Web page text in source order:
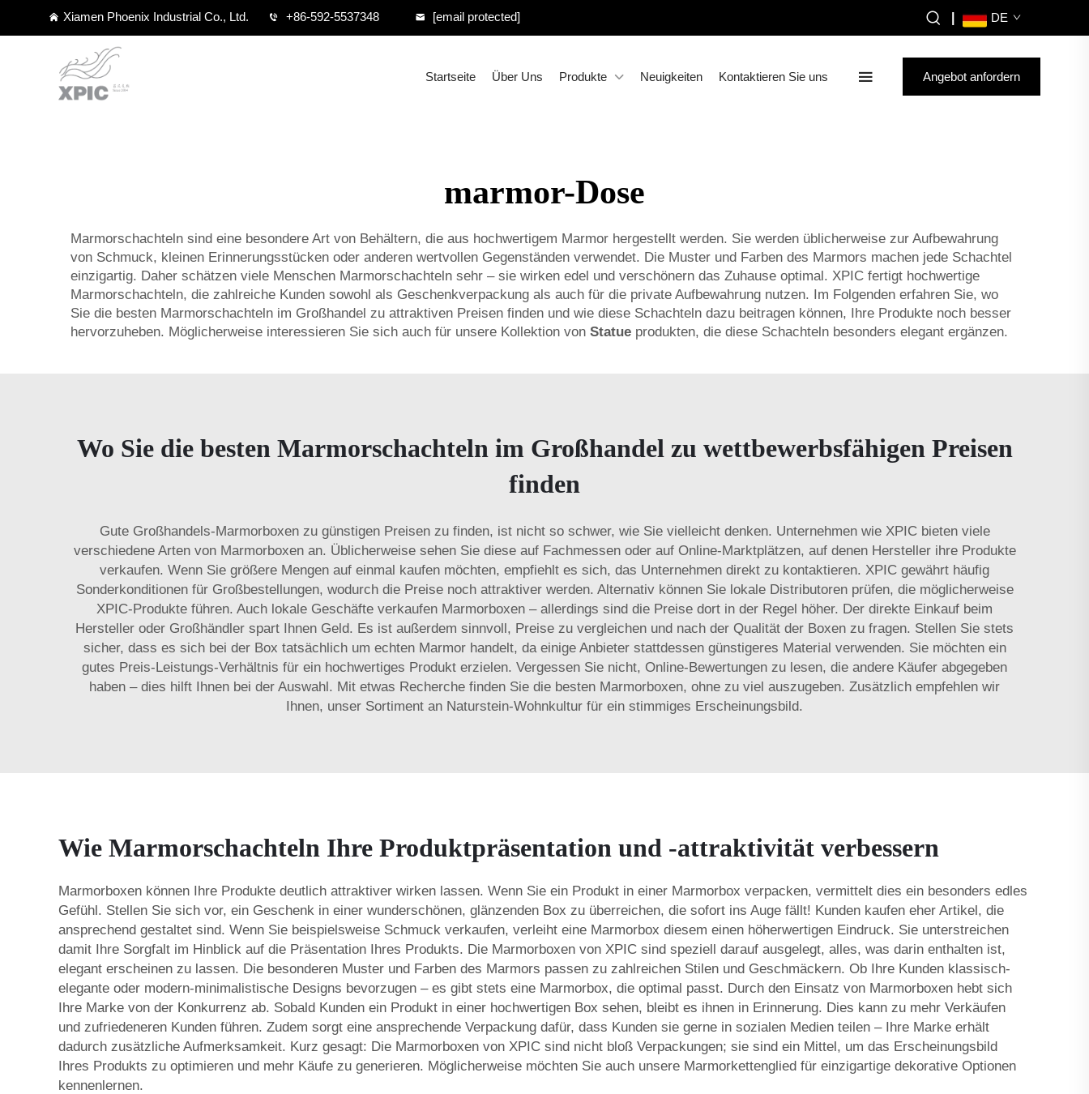
Xiamen Phoenix Industrial Co., Ltd. +86-592-5537348 [email protected] DE
Startseite Über Uns Produkte Neuigkeiten Kontaktieren Sie uns Angebot anfordern
marmor-Dose
Marmorschachteln sind eine besondere Art von Behältern, die aus hochwertigem Marmor hergestellt werden. Sie werden üblicherweise zur Aufbewahrung
von Schmuck, kleinen Erinnerungsstücken oder anderen wertvollen Gegenständen verwendet. Die Muster und Farben des Marmors machen jede Schachtel
einzigartig. Daher schätzen viele Menschen Marmorschachteln sehr – sie wirken edel und verschönern das Zuhause optimal. XPIC fertigt hochwertige
Marmorschachteln, die zahlreiche Kunden sowohl als Geschenkverpackung als auch für die private Aufbewahrung nutzen. Im Folgenden erfahren Sie, wo
Sie die besten Marmorschachteln im Großhandel zu attraktiven Preisen finden und wie diese Schachteln dazu beitragen können, Ihre Produkte noch besser
hervorzuheben. Möglicherweise interessieren Sie sich auch für unsere Kollektion von Statue produkten, die diese Schachteln besonders elegant ergänzen.
Wo Sie die besten Marmorschachteln im Großhandel zu wettbewerbsfähigen Preisen
finden
Gute Großhandels-Marmorboxen zu günstigen Preisen zu finden, ist nicht so schwer, wie Sie vielleicht denken. Unternehmen wie XPIC bieten viele
verschiedene Arten von Marmorboxen an. Üblicherweise sehen Sie diese auf Fachmessen oder auf Online-Marktplätzen, auf denen Hersteller ihre Produkte
verkaufen. Wenn Sie größere Mengen auf einmal kaufen möchten, empfiehlt es sich, das Unternehmen direkt zu kontaktieren. XPIC gewährt häufig
Sonderkonditionen für Großbestellungen, wodurch die Preise noch attraktiver werden. Alternativ können Sie lokale Distributoren prüfen, die möglicherweise
XPIC-Produkte führen. Auch lokale Geschäfte verkaufen Marmorboxen – allerdings sind die Preise dort in der Regel höher. Der direkte Einkauf beim
Hersteller oder Großhändler spart Ihnen Geld. Es ist außerdem sinnvoll, Preise zu vergleichen und nach der Qualität der Boxen zu fragen. Stellen Sie stets
sicher, dass es sich bei der Box tatsächlich um echten Marmor handelt, da einige Anbieter stattdessen günstigeres Material verwenden. Sie möchten ein
gutes Preis-Leistungs-Verhältnis für ein hochwertiges Produkt erzielen. Vergessen Sie nicht, Online-Bewertungen zu lesen, die andere Käufer abgegeben
haben – dies hilft Ihnen bei der Auswahl. Mit etwas Recherche finden Sie die besten Marmorboxen, ohne zu viel auszugeben. Zusätzlich empfehlen wir
Ihnen, unser Sortiment an Naturstein-Wohnkultur für ein stimmiges Erscheinungsbild.
Wie Marmorschachteln Ihre Produktpräsentation und -attraktivität verbessern
Marmorboxen können Ihre Produkte deutlich attraktiver wirken lassen. Wenn Sie ein Produkt in einer Marmorbox verpacken, vermittelt dies ein besonders edles
Gefühl. Stellen Sie sich vor, ein Geschenk in einer wunderschönen, glänzenden Box zu überreichen, die sofort ins Auge fällt! Kunden kaufen eher Artikel, die
ansprechend gestaltet sind. Wenn Sie beispielsweise Schmuck verkaufen, verleiht eine Marmorbox diesem einen höherwertigen Eindruck. Sie unterstreichen
damit Ihre Sorgfalt im Hinblick auf die Präsentation Ihres Produkts. Die Marmorboxen von XPIC sind speziell darauf ausgelegt, alles, was darin enthalten ist,
elegant erscheinen zu lassen. Die besonderen Muster und Farben des Marmors passen zu zahlreichen Stilen und Geschmäckern. Ob Ihre Kunden klassisch-
elegante oder modern-minimalistische Designs bevorzugen – es gibt stets eine Marmorbox, die optimal passt. Durch den Einsatz von Marmorboxen hebt sich
Ihre Marke von der Konkurrenz ab. Sobald Kunden ein Produkt in einer hochwertigen Box sehen, bleibt es ihnen in Erinnerung. Dies kann zu mehr Verkäufen
und zufriedeneren Kunden führen. Zudem sorgt eine ansprechende Verpackung dafür, dass Kunden sie gerne in sozialen Medien teilen – Ihre Marke erhält
dadurch zusätzliche Aufmerksamkeit. Kurz gesagt: Die Marmorboxen von XPIC sind nicht bloß Verpackungen; sie sind ein Mittel, um das Erscheinungsbild
Ihres Produkts zu optimieren und mehr Käufe zu generieren. Möglicherweise möchten Sie auch unsere Marmorkettenglied für einzigartige dekorative Optionen
kennenlernen.